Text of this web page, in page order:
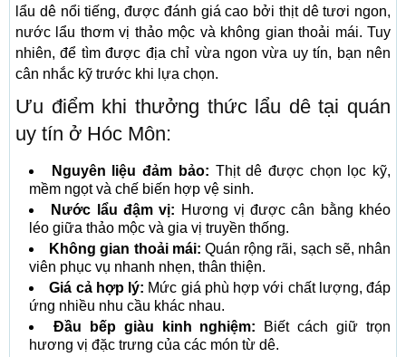
lẩu dê nổi tiếng, được đánh giá cao bởi thịt dê tươi ngon,
nước lẩu thơm vị thảo mộc và không gian thoải mái. Tuy
nhiên, để tìm được địa chỉ vừa ngon vừa uy tín, bạn nên
cân nhắc kỹ trước khi lựa chọn.
Ưu điểm khi thưởng thức lẩu dê tại quán
uy tín ở Hóc Môn:
Nguyên liệu đảm bảo: Thịt dê được chọn lọc kỹ,
mềm ngọt và chế biến hợp vệ sinh.
Nước lẩu đậm vị: Hương vị được cân bằng khéo
léo giữa thảo mộc và gia vị truyền thống.
Không gian thoải mái: Quán rộng rãi, sạch sẽ, nhân
viên phục vụ nhanh nhẹn, thân thiện.
Giá cả hợp lý: Mức giá phù hợp với chất lượng, đáp
ứng nhiều nhu cầu khác nhau.
Đầu bếp giàu kinh nghiệm: Biết cách giữ trọn
hương vị đặc trưng của các món từ dê.